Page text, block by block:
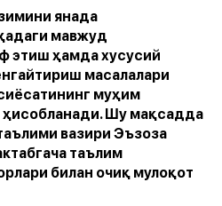
янада
мавжуд
этиш ҳамда хусусий
масалалари
муҳим
Шу мақсадда
вазири Эъзоза
таълим
билан очиқ мулоқот